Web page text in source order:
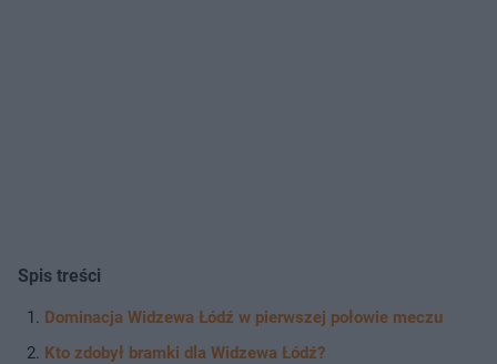
Spis treści
Dominacja Widzewa Łódź w pierwszej połowie meczu
Kto zdobył bramki dla Widzewa Łódź?